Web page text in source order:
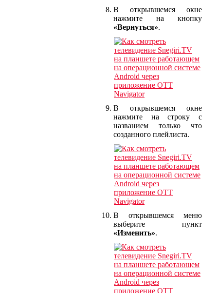
В открывшемся окне
нажмите на кнопку
«Вернуться».
В открывшемся окне
нажмите на строку с
названием только что
созданного плейлиста.
В открывшемся меню
выберите пункт
«Изменить».